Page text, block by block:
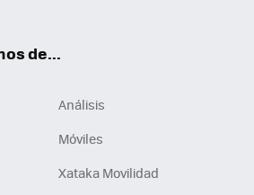
de...
Análisis
Móviles
Xataka Movilidad